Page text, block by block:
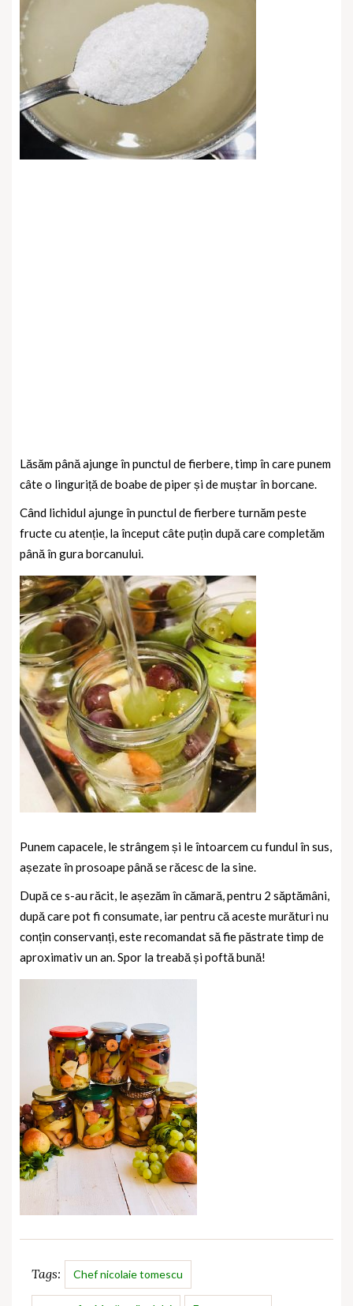
Lăsăm până ajunge în punctul de fierbere, timp în care punem
câte o linguriță de boabe de piper și de muștar în borcane.
Când lichidul ajunge în punctul de fierbere turnăm peste
fructe cu atenție, la început câte puțin după care completăm
până în gura borcanului.
Punem capacele, le strângem și le întoarcem cu fundul în sus,
așezate în prosoape până se răcesc de la sine.
După ce s-au răcit, le așezăm în cămară, pentru 2 săptămâni,
după care pot fi consumate, iar pentru că aceste murături nu
conțin conservanți, este recomandat să fie păstrate timp de
aproximativ un an. Spor la treabă și poftă bună!
Tags: Chef nicolaie tomescu